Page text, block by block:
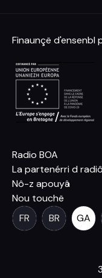
Finaunçë d'ensenbl
Radio BOA
La partenérri d radiô
Nô-z apouyâ
Nou touchë
FR
BR GA